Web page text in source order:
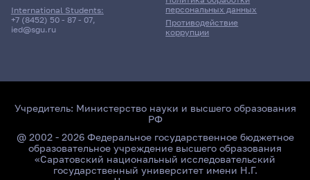
International Students:
+7 (8452) 50 - 87 - 07,
ied@sgu.ru
персональных данных
Противодействие
коррупции
Учредитель: Министерство науки и высшего образования
РФ
@ 2002 - 2026 Федеральное государственное бюджетное
образовательное учреждение высшего образования
«Саратовский национальный исследовательский
государственный университет имени Н.Г.